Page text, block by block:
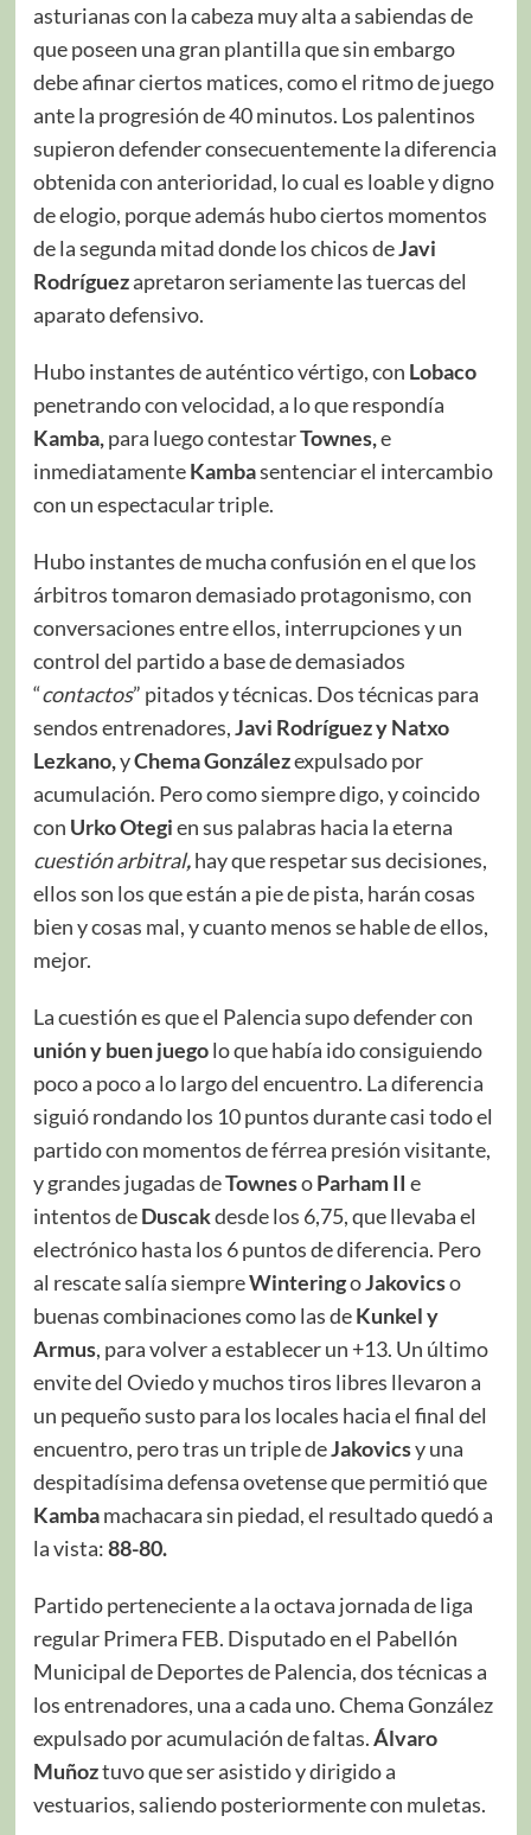
asturianas con la cabeza muy alta a sabiendas de
que poseen una gran plantilla que sin embargo
debe afinar ciertos matices, como el ritmo de juego
ante la progresión de 40 minutos. Los palentinos
supieron defender consecuentemente la diferencia
obtenida con anterioridad, lo cual es loable y digno
de elogio, porque además hubo ciertos momentos
de la segunda mitad donde los chicos deJavi
Rodríguezapretaron seriamente las tuercas del
aparato defensivo.
Hubo instantes de auténtico vértigo, con Lobaco
penetrando con velocidad, a lo que respondía
Kamba,para luego contestarTownes,e
inmediatamenteKambasentenciar el intercambio
con un espectacular triple.
Hubo instantes de mucha confusión en el que los
árbitros tomaron demasiado protagonismo, con
conversaciones entre ellos, interrupciones y un
control del partido a base de demasiados
“contactos” pitados y técnicas. Dos técnicas para
sendos entrenadores,Javi Rodríguez y Natxo
Lezkano,yChema Gonzálezexpulsado por
acumulación. Pero como siempre digo, y coincido
con Urko Otegien sus palabras hacia la eterna
cuestión arbitral,hay que respetar sus decisiones,
ellos son los que están a pie de pista, harán cosas
bien y cosas mal, y cuanto menos se hable de ellos,
mejor.
La cuestión es que el Palencia supo defender con
unión y buen juegolo que había ido consiguiendo
poco a poco a lo largo del encuentro. La diferencia
siguió rondando los 10 puntos durante casi todo el
partido con momentos de férrea presión visitante,
y grandes jugadas deTownesoParham II e
intentos deDuscakdesde los 6,75, que llevaba el
electrónico hasta los 6 puntos de diferencia. Pero
al rescate salía siempreWinteringoJakovicso
buenas combinaciones como las deKunkel y
Armus, para volver a establecer un +13. Un último
envite del Oviedo y muchos tiros libres llevaron a
un pequeño susto para los locales hacia el final del
encuentro, pero tras un triple deJakovicsy una
despitadísima defensa ovetense que permitió que
Kambamachacara sin piedad, el resultado quedó a
la vista:88-80.
Partido perteneciente a la octava jornada de liga
regular Primera FEB. Disputado en el Pabellón
Municipal de Deportes de Palencia, dos técnicas a
los entrenadores, una a cada uno. Chema González
expulsado por acumulación de faltas.Álvaro
Muñoztuvo que ser asistido y dirigido a
vestuarios, saliendo posteriormente con muletas.